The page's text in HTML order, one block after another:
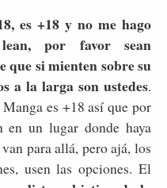
es +18 y no me hago
por favor sean
que si mienten sobre su
a la larga son ustedes.
es +18 así que por
un lugar donde haya
para allá, pero ajá, los
usen las opciones. El